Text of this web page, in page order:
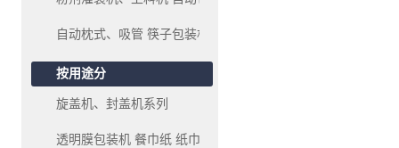
自动枕式、吸管 筷子包装机
按用途分
旋盖机、封盖机系列
透明膜包装机 餐巾纸 纸巾 包装机系列